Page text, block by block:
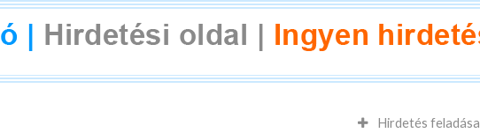
Hirdetés feladása